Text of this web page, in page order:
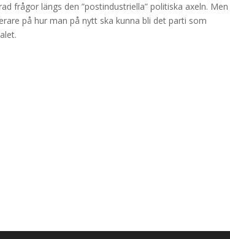
frågor längs den ”postindustriella” politiska axeln. Men
på hur man på nytt ska kunna bli det parti som